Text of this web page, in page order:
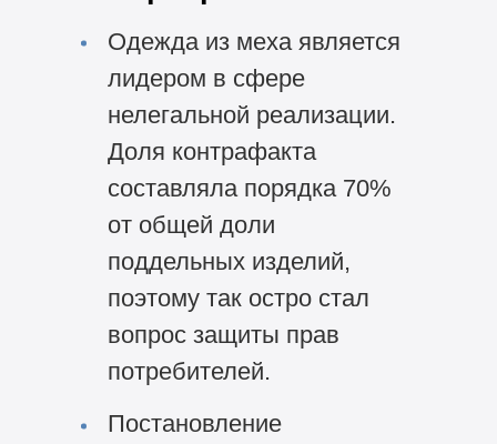
Одежда из меха является
лидером в сфере
нелегальной реализации.
Доля контрафакта
составляла порядка 70%
от общей доли
поддельных изделий,
поэтому так остро стал
вопрос защиты прав
потребителей.
Постановление